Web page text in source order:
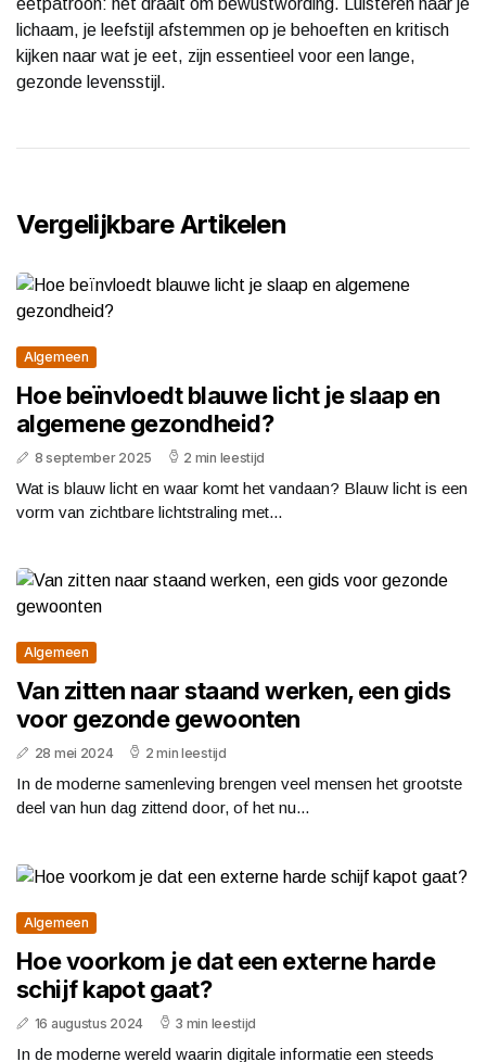
eetpatroon: het draait om bewustwording. Luisteren naar je
lichaam, je leefstijl afstemmen op je behoeften en kritisch
kijken naar wat je eet, zijn essentieel voor een lange,
gezonde levensstijl.
Vergelijkbare Artikelen
Algemeen
Hoe beïnvloedt blauwe licht je slaap en
algemene gezondheid?
8 september 2025 2 min leestijd
Wat is blauw licht en waar komt het vandaan? Blauw licht is een
vorm van zichtbare lichtstraling met...
Algemeen
Van zitten naar staand werken, een gids
voor gezonde gewoonten
28 mei 2024 2 min leestijd
In de moderne samenleving brengen veel mensen het grootste
deel van hun dag zittend door, of het nu...
Algemeen
Hoe voorkom je dat een externe harde
schijf kapot gaat?
16 augustus 2024 3 min leestijd
In de moderne wereld waarin digitale informatie een steeds